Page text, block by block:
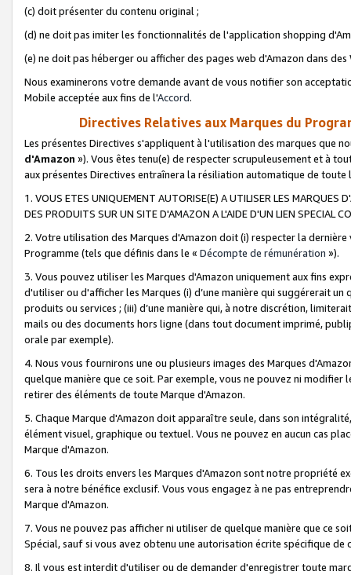
(c) doit présenter du contenu original ;
(d) ne doit pas imiter les fonctionnalités de l'application shopping
(e) ne doit pas héberger ou afficher des pages web d'Amazon dans
Nous examinerons votre demande avant de vous notifier son
Mobile acceptée aux fins de l'Accord.
Directives Relatives aux Marques du
Les présentes Directives s'appliquent à l'utilisation des marques que
d'Amazon »). Vous êtes tenu(e) de respecter scrupuleusement et à
aux présentes Directives entraînera la résiliation automatique de
1. VOUS ETES UNIQUEMENT AUTORISE(E) A UTILISER LES MARQUES
DES PRODUITS SUR UN SITE D'AMAZON A L'AIDE D'UN LIEN SPECIAL
2. Votre utilisation des Marques d'Amazon doit (i) respecter la
Programme (tels que définis dans le « Décompte de rémunération »).
3. Vous pouvez utiliser les Marques d'Amazon uniquement aux fins
d'utiliser ou d'afficher les Marques (i) d’une manière qui suggérerait
produits ou services ; (iii) d’une manière qui, à notre discrétion,
mails ou des documents hors ligne (dans tout document imprimé,
orale par exemple).
4. Nous vous fournirons une ou plusieurs images des Marques
quelque manière que ce soit. Par exemple, vous ne pouvez ni
retirer des éléments de toute Marque d'Amazon.
5. Chaque Marque d'Amazon doit apparaître seule, dans son
élément visuel, graphique ou textuel. Vous ne pouvez en aucun cas
Marque d'Amazon.
6. Tous les droits envers les Marques d'Amazon sont notre propriété
sera à notre bénéfice exclusif. Vous vous engagez à ne pas
Marque d'Amazon.
7. Vous ne pouvez pas afficher ni utiliser de quelque manière que ce
Spécial, sauf si vous avez obtenu une autorisation écrite spécifique de
8. Il vous est interdit d'utiliser ou de demander d'enregistrer toute